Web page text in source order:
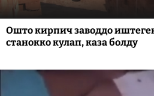
Ошто кирпич заводдо
станокко кулап, каза болду